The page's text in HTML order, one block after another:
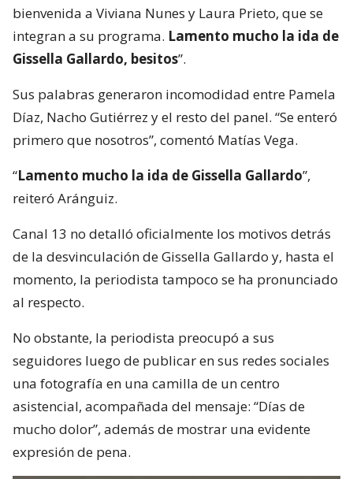
bienvenida a Viviana Nunes y Laura Prieto, que se
integran a su programa. Lamento mucho la ida de
Gissella Gallardo, besitos”.
Sus palabras generaron incomodidad entre Pamela
Díaz, Nacho Gutiérrez y el resto del panel. “Se enteró
primero que nosotros”, comentó Matías Vega.
“Lamento mucho la ida de Gissella Gallardo”,
reiteró Aránguiz.
Canal 13 no detalló oficialmente los motivos detrás
de la desvinculación de Gissella Gallardo y, hasta el
momento, la periodista tampoco se ha pronunciado
al respecto.
No obstante, la periodista preocupó a sus
seguidores luego de publicar en sus redes sociales
una fotografía en una camilla de un centro
asistencial, acompañada del mensaje: “Días de
mucho dolor”, además de mostrar una evidente
expresión de pena.